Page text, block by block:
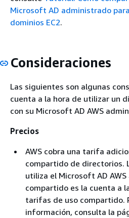
Microsoft AD administrado
dominios EC2.
Consideraciones
Las siguientes son algunas
cuenta a la hora de utilizar un
con su Microsoft AD AWS
Precios
AWS cobra una tarifa
compartido de directorios.
utiliza el Microsoft AD
compartido es la cuenta a
tarifas de uso compartido.
información, consulta la